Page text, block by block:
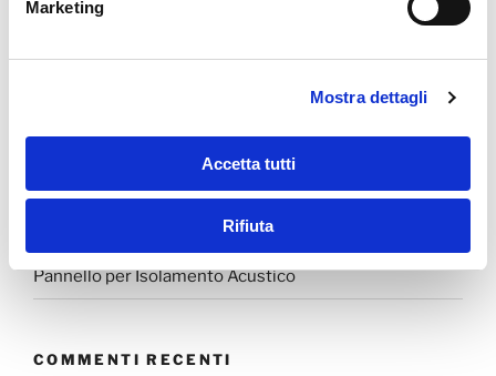
Marketing
Mostra dettagli
Accetta tutti
Rifiuta
GASBETON EVOLUTION
SoundStop – Per Pareti Soffitti (anche speciale
Pannello per Isolamento Acustico
COMMENTI RECENTI